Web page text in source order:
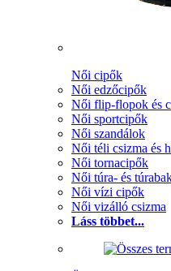
Női cipők
Női edzőcipők
Női flip-flopok és
Női sportcipők
Női szandálok
Női téli csizma és
Női tornacipők
Női túra- és
Női vízi cipők
Női vizálló csizma
Láss többet...